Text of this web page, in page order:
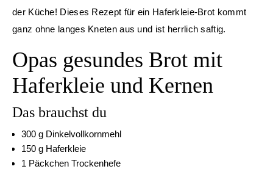
der Küche! Dieses Rezept für ein Haferkleie-Brot kommt
ganz ohne langes Kneten aus und ist herrlich saftig.
Opas gesundes Brot mit
Haferkleie und Kernen
Das brauchst du
300 g Dinkelvollkornmehl
150 g Haferkleie
1 Päckchen Trockenhefe